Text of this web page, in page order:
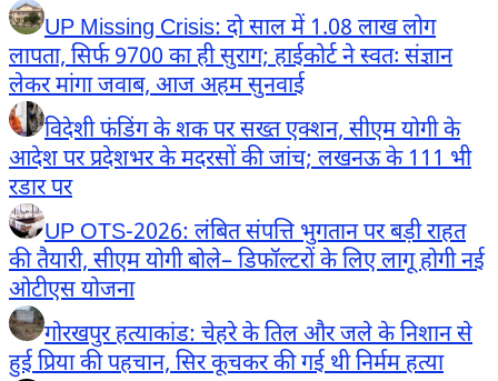
UP Missing Crisis: दो साल में 1.08 लाख लोग
लापता, सिर्फ 9700 का ही सुराग; हाईकोर्ट ने स्वतः संज्ञान
लेकर मांगा जवाब, आज अहम सुनवाई
विदेशी फंडिंग के शक पर सख्त एक्शन, सीएम योगी के
आदेश पर प्रदेशभर के मदरसों की जांच; लखनऊ के 111 भी
रडार पर
UP OTS-2026: लंबित संपत्ति भुगतान पर बड़ी राहत
की तैयारी, सीएम योगी बोले– डिफॉल्टरों के लिए लागू होगी नई
ओटीएस योजना
गोरखपुर हत्याकांड: चेहरे के तिल और जले के निशान से
हुई प्रिया की पहचान, सिर कूचकर की गई थी निर्मम हत्या